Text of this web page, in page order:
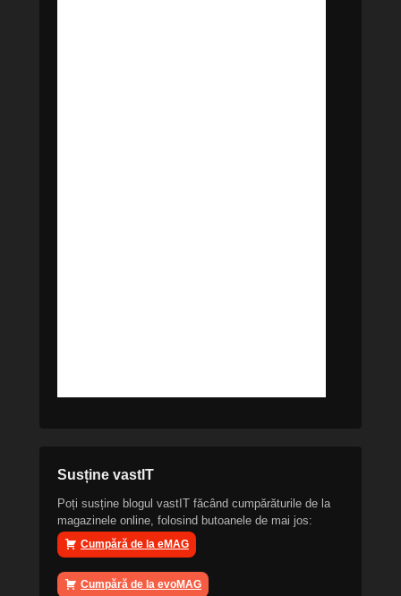
Susține vastIT
Poți susține blogul vastIT făcând cumpărăturile de la
magazinele online, folosind butoanele de mai jos:
Cumpără de la eMAG
Cumpără de la evoMAG